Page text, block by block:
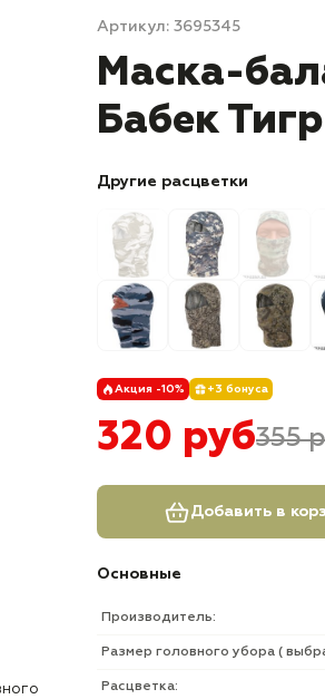
Артикул: 3695345
Маска-
Бабек
Другие расцветки
Акция -10% +3 бонуса
320 руб355
Добавить в
Основные
Производитель:
Размер головного убора (
Расцветка: